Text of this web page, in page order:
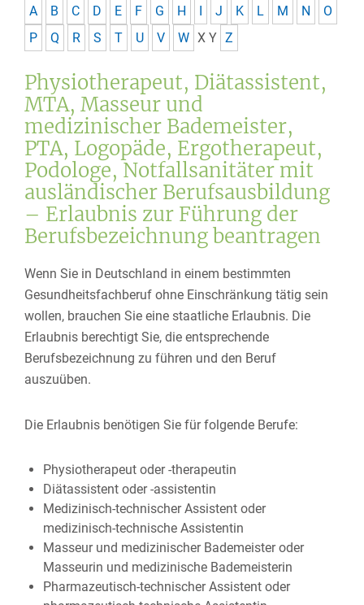
A
B C D E F G H I J K L M N
O
P
Q R S T U V W X Y Z
Physiotherapeut, Diätassistent,
MTA, Masseur und
medizinischer Bademeister,
PTA, Logopäde, Ergotherapeut,
Podologe, Notfallsanitäter mit
ausländischer Berufsausbildung
– Erlaubnis zur Führung der
Berufsbezeichnung beantragen
Wenn Sie in Deutschland in einem bestimmten
Gesundheitsfachberuf ohne Einschränkung tätig sein
wollen, brauchen Sie eine staatliche Erlaubnis. Die
Erlaubnis berechtigt Sie, die entsprechende
Berufsbezeichnung zu führen und den Beruf
auszuüben.
Die Erlaubnis benötigen Sie für folgende Berufe:
Physiotherapeut oder -therapeutin
Diätassistent oder -assistentin
Medizinisch-technischer Assistent oder
medizinisch-technische Assistentin
Masseur und medizinischer Bademeister oder
Masseurin und medizinische Bademeisterin
Pharmazeutisch-technischer Assistent oder